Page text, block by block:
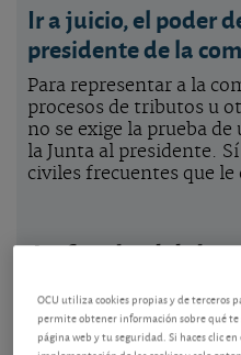
Ir a juicio, el poder
presidente de la
Para representar a la
procesos de tributos u
no se exige la prueba
la Junta al presidente.
civiles frecuentes que le
La facultad del
comunidad para
Elpresidente de la
OCU utiliza cookies propias y de terceros
permite obtener información sobre qué
página web y tu seguridad. Si haces clic